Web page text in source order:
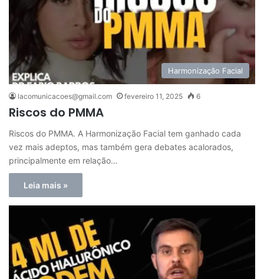
Harmonização Facial
lacomunicacoes@gmail.com fevereiro 11, 2025 6
Riscos do PMMA
Riscos do PMMA. A Harmonização Facial tem ganhado cada
vez mais adeptos, mas também gera debates acalorados,
principalmente em relação…
Leia mais »